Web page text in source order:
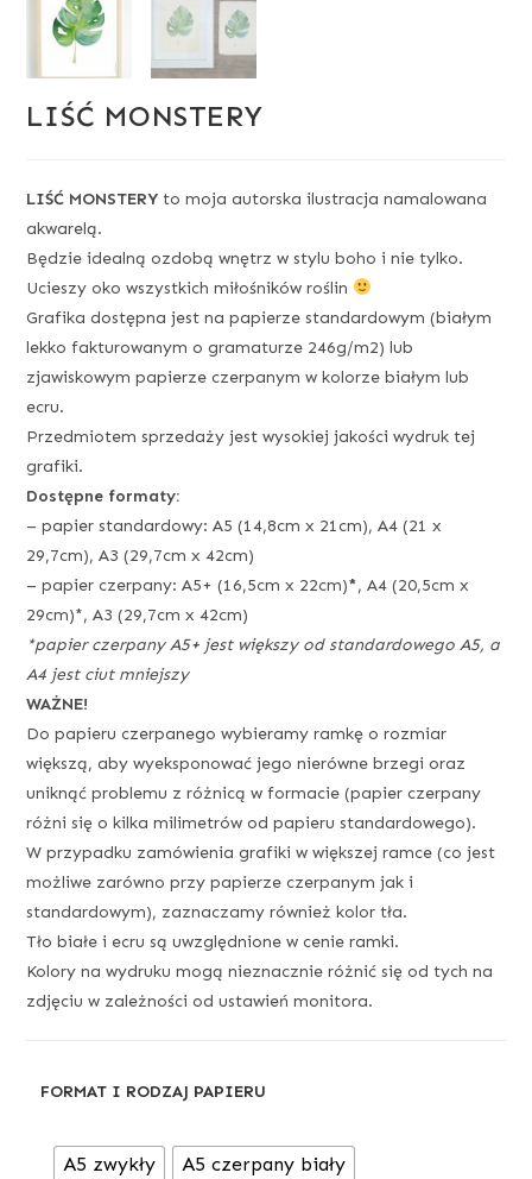
LIŚĆ MONSTERY
LIŚĆ MONSTERYto moja autorska ilustracja namalowana
akwarelą.
Będzie idealną ozdobą wnętrz w stylu boho i nie tylko.
Ucieszy oko wszystkich miłośników roślin
Grafika dostępna jest na papierze standardowym (białym
lekko fakturowanym o gramaturze 246g/m2) lub
zjawiskowym papierze czerpanym w kolorze białym lub
ecru.
Przedmiotem sprzedaży jest wysokiej jakości wydruk tej
grafiki.
Dostępne formaty:
– papier standardowy: A5 (14,8cm x 21cm), A4 (21 x
29,7cm), A3 (29,7cm x 42cm)
– papier czerpany: A5+ (16,5cm x 22cm)*, A4 (20,5cm x
29cm)*, A3 (29,7cm x 42cm)
*papier czerpany A5+ jest większy od standardowego A5, a
A4 jest ciut mniejszy
WAŻNE!
Do papieru czerpanego wybieramy ramkę o rozmiar
większą, aby wyeksponować jego nierówne brzegi oraz
uniknąć problemu z różnicą w formacie (papier czerpany
różni się o kilka milimetrów od papieru standardowego).
W przypadku zamówienia grafiki w większej ramce (co jest
możliwe zarówno przy papierze czerpanym jak i
standardowym), zaznaczamy również kolor tła.
Tło białe i ecru są uwzględnione w cenie ramki.
Kolory na wydruku mogą nieznacznie różnić się od tych na
zdjęciu w zależności od ustawień monitora.
FORMAT I RODZAJ PAPIERU
A5 zwykły A5 czerpany biały